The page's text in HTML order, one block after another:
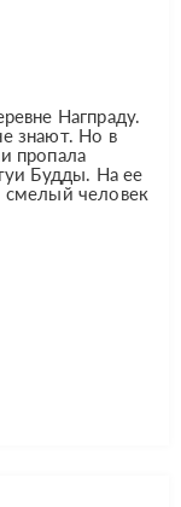
Нагпраду.
знают. Но в
пропала
Будды. На ее
смелый человек